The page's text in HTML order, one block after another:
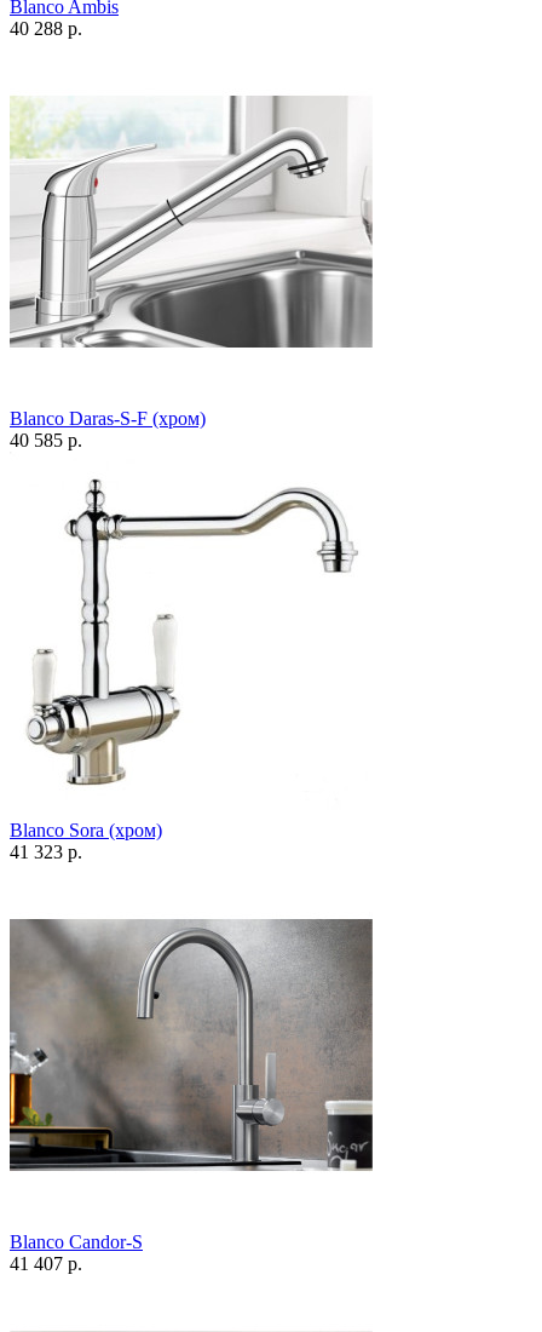
Blanco Ambis
40 288 р.
Blanco Daras-S-F (хром)
40 585 р.
Blanco Sora (хром)
41 323 р.
Blanco Candor-S
41 407 р.